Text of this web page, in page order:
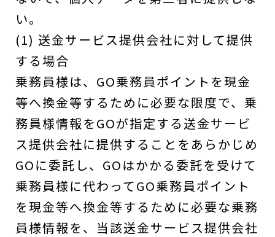
い。
(1) 送金サービス提供会社に対して提供
する場合
乗務員様は、GO乗務員ポイントを現金
等へ換金等するために必要な限度で、乗
務員様情報をGOが指定する送金サービ
ス提供会社に提供することをあらかじめ
GOに委託し、GOはかかる委託を受けて
乗務員様に代わってGO乗務員ポイント
を現金等へ換金等するために必要な乗務
員様情報を、当該送金サービス提供会社